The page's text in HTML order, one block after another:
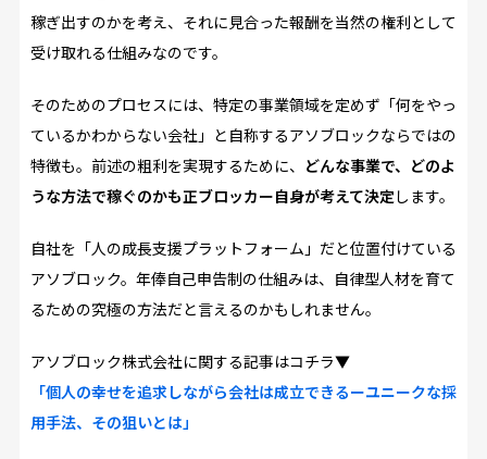
稼ぎ出すのかを考え、それに見合った報酬を当然の権利として
受け取れる仕組みなのです。
そのためのプロセスには、特定の事業領域を定めず「何をやっ
ているかわからない会社」と自称するアソブロックならではの
特徴も。前述の粗利を実現するために、 どんな事業で、どのよ
うな方法で稼ぐのかも正ブロッカー自身が考えて決定 します。
自社を「人の成長支援プラットフォーム」だと位置付けている
アソブロック。年俸自己申告制の仕組みは、自律型人材を育て
るための究極の方法だと言えるのかもしれません。
アソブロック株式会社に関する記事はコチラ▼
「個人の幸せを追求しながら会社は成立できるーユニークな採
用手法、その狙いとは」